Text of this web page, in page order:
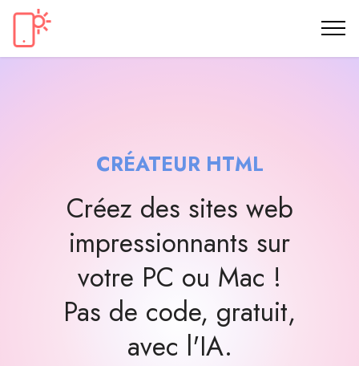
CRÉATEUR HTML
Créez des sites web
impressionnants sur
votre PC ou Mac !
Pas de code, gratuit,
avec l'IA.